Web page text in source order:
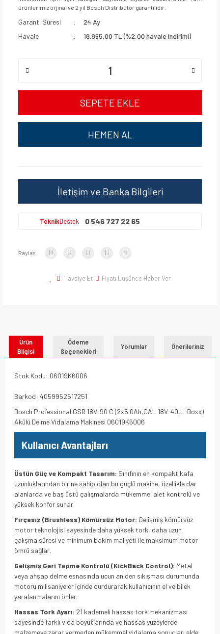
ürünlerimiz orjinal ve 2 yıl Bosch Distribütör garantilidir.
Garanti Süresi
24 Ay
Havale
18.865,00 TL (%2,00 havale indirimi)
SEPETE EKLE
HEMEN AL
İletişim ve Banka Bilgileri
TeknikDestek 0 546 727 22 65
Paylaş:
Tavsiye Et Fiyatı Düşünce Haber Ver
Ürün
Bilgisi
Ödeme
Seçenekleri
Yorumlar Önerileriniz
Stok Kodu: 06019K6006
Barkod: 4059952617251
Bosch Professional GSR 18V-90 C (2x5.0Ah,GAL 18V-40,L-Boxx)
Akülü Delme Vidalama Makinesi 06019K6006
Kullanıcı Avantajları
Üstün Güç ve Kompakt Tasarım: Sınıfının en kompakt kafa
uzunluklarından birine sahip olan bu güçlü makine, özellikle dar
alanlarda ve baş üstü çalışmalarda mükemmel alet kontrolü ve
yüksek konfor sunar.
Fırçasız (Brushless) Kömürsüz Motor: Gelişmiş kömürsüz
motor teknolojisi sayesinde daha yüksek tork, daha uzun
çalışma süresi ve minimum bakım maliyeti ile maksimum motor
ömrü sağlar.
Gelişmiş Geri Tepme Kontrolü (KickBack Control): Metal
veya ahşap delme esnasında ucun aniden sıkışması durumunda
motoru milisaniyeler içinde durdurarak kullanıcının el ve bilek
yaralanmalarını önler.
Hassas Tork Ayarı: 21 kademeli hassas tork mekanizması
sayesinde farklı vida boyutlarında ve hassas yüzeylerde
malzemeye zarar vermeden mükemmel vidalama sonuçları elde